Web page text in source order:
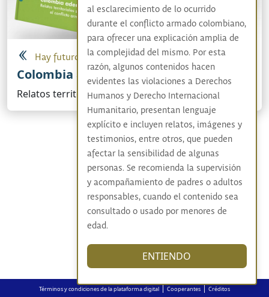
Hay futuro si hay verdad
Colombia adentro
Relatos territoriales sobre el conflicto armado
Términos y condiciones de la plataforma digital|Cooperantes|Créditos
al esclarecimiento de lo ocurrido
durante el conflicto armado colombiano,
para ofrecer una explicación amplia de
la complejidad del mismo. Por esta
razón, algunos contenidos hacen
evidentes las violaciones a Derechos
Humanos y Derecho Internacional
Humanitario, presentan lenguaje
explícito e incluyen relatos, imágenes y
testimonios, entre otros, que pueden
afectar la sensibilidad de algunas
personas. Se recomienda la supervisión
y acompañamiento de padres o adultos
responsables, cuando el contenido sea
consultado o usado por menores de
edad.
ENTIENDO